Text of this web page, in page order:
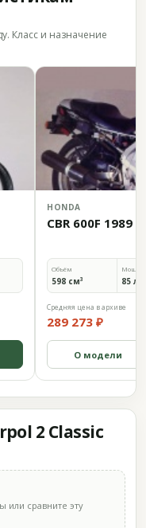
Класс и назначение
HONDA
CBR 600F 1989
Объём
598 см³ 85
Средняя цена в архиве
289 273 ₽
О модели
2 Classic
или сравните эту